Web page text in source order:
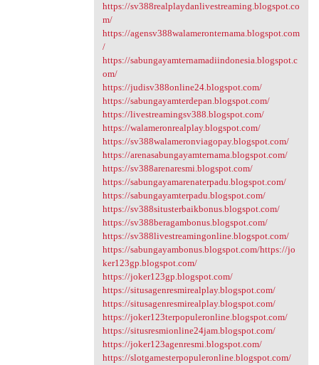
https://sv388realplaydanlivestreaming.blogspot.co
m/
https://agensv388walameronternama.blogspot.com
/
https://sabungayamternamadiindonesia.blogspot.c
om/
https://judisv388online24.blogspot.com/
https://sabungayamterdepan.blogspot.com/
https://livestreamingsv388.blogspot.com/
https://walameronrealplay.blogspot.com/
https://sv388walameronviagopay.blogspot.com/
https://arenasabungayamternama.blogspot.com/
https://sv388arenaresmi.blogspot.com/
https://sabungayamarenaterpadu.blogspot.com/
https://sabungayamterpadu.blogspot.com/
https://sv388situsterbaikbonus.blogspot.com/
https://sv388beragambonus.blogspot.com/
https://sv388livestreamingonline.blogspot.com/
https://sabungayambonus.blogspot.com/https://jo
ker123gp.blogspot.com/
https://joker123gp.blogspot.com/
https://situsagenresmirealplay.blogspot.com/
https://situsagenresmirealplay.blogspot.com/
https://joker123terpopuleronline.blogspot.com/
https://situsresmionline24jam.blogspot.com/
https://joker123agenresmi.blogspot.com/
https://slotgamesterpopuleronline.blogspot.com/